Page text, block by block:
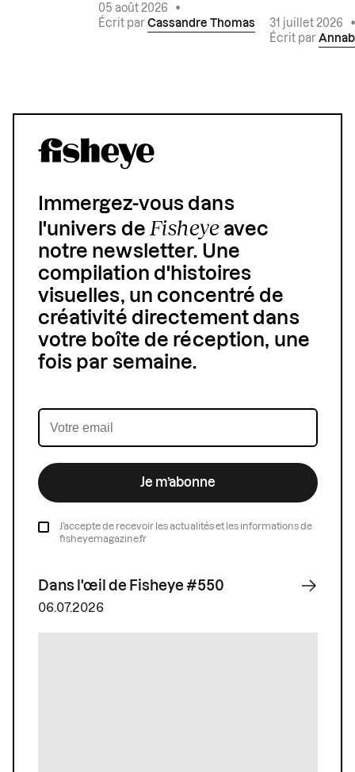
05 août 2026
•
Écrit par Cassandre Thomas 31 juillet 2026
Écrit par
Immergez-vous dans
l'univers deFisheyeavec
notre newsletter. Une
compilation d'histoires
visuelles, un concentré de
créativité directement dans
votre boîte de réception, une
fois par semaine.
Je m’abonne
J’accepte de recevoir les actualités et les informations de
fisheyemagazine.fr
Dans l'œil de Fisheye #550
06.07.2026